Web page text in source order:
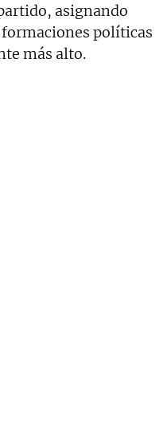
asignando
políticas
más alto.